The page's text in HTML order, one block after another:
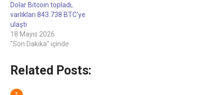
Dolar Bitcoin topladı,
varlıkları 843.738 BTC’ye
ulaştı
18 Mayıs 2026
"Son Dakika" içinde
Related Posts: